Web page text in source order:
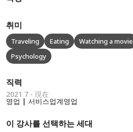
취미
Traveling Eating Watching a movie
Psychology
직력
2021 7 - 現在
영업 | 서비스업계영업
이 강사를 선택하는 세대